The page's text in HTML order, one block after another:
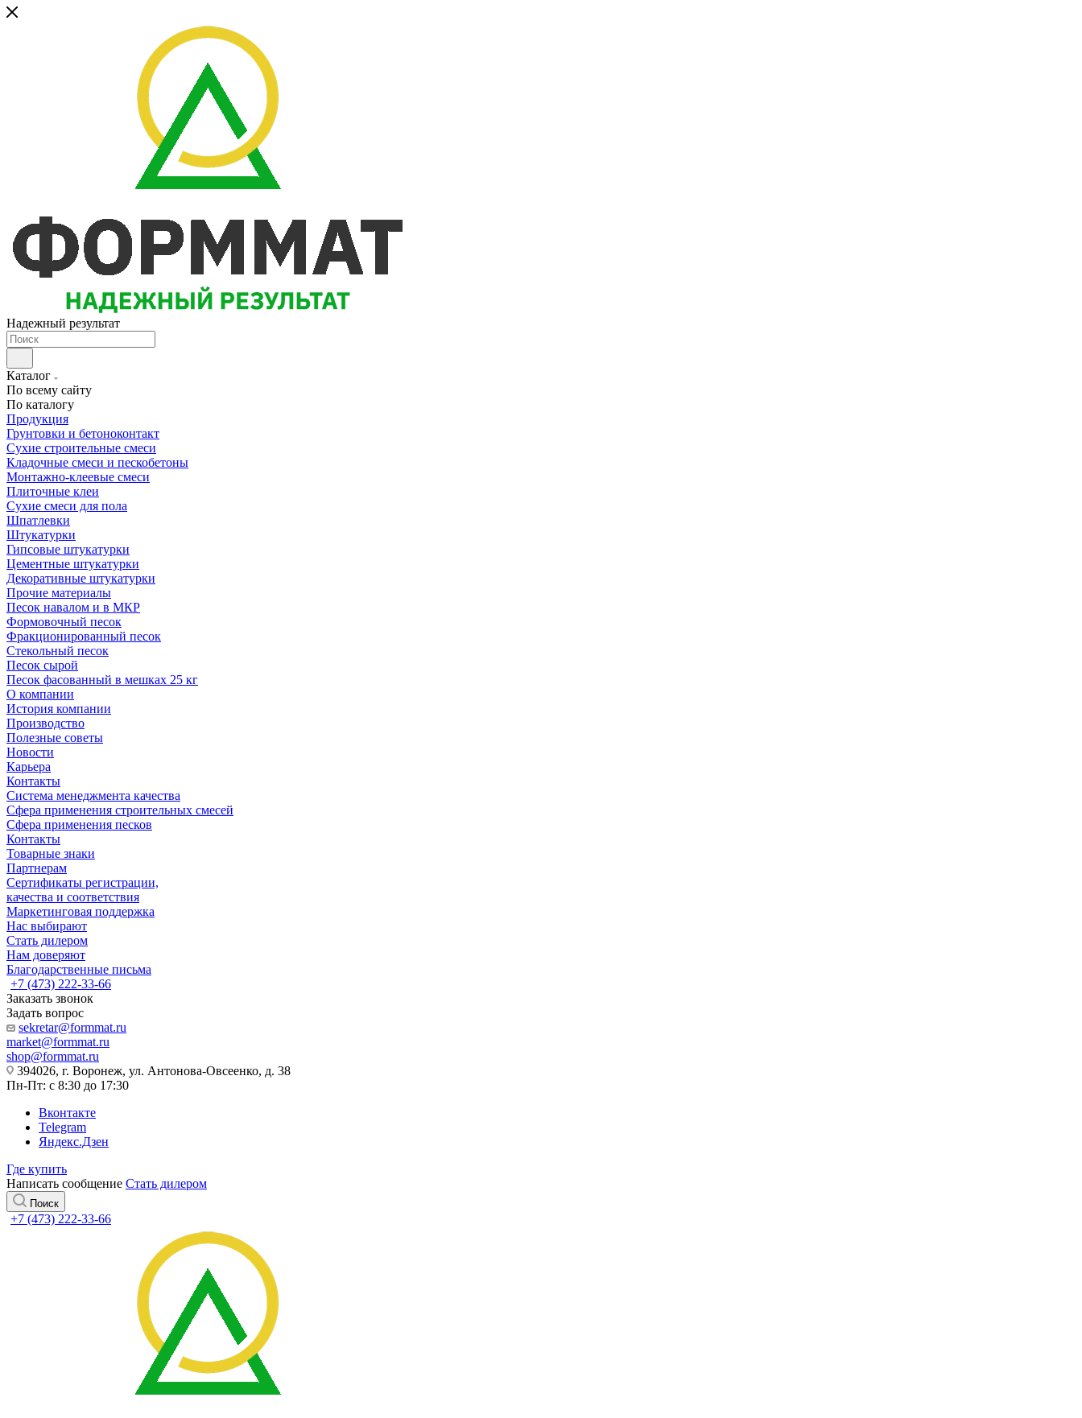
Надежный результат
Каталог
По всему сайту
По каталогу
Продукция
Грунтовки и бетоноконтакт
Сухие строительные смеси
Кладочные смеси и пескобетоны
Монтажно-клеевые смеси
Плиточные клеи
Сухие смеси для пола
Шпатлевки
Штукатурки
Гипсовые штукатурки
Цементные штукатурки
Декоративные штукатурки
Прочие материалы
Песок навалом и в МКР
Формовочный песок
Фракционированный песок
Стекольный песок
Песок сырой
Песок фасованный в мешках 25 кг
О компании
История компании
Производство
Полезные советы
Новости
Карьера
Контакты
Система менеджмента качества
Сфера применения строительных смесей
Сфера применения песков
Контакты
Товарные знаки
Партнерам
Сертификаты регистрации,
качества и соответствия
Маркетинговая поддержка
Нас выбирают
Стать дилером
Нам доверяют
Благодарственные письма
+7 (473) 222-33-66
Заказать звонок
Задать вопрос
sekretar@formmat.ru
market@formmat.ru
shop@formmat.ru
394026, г. Воронеж, ул. Антонова-Овсеенко, д. 38
Пн-Пт: с 8:30 до 17:30
Вконтакте
Telegram
Яндекс.Дзен
Где купить
Написать сообщение Стать дилером
Поиск
+7 (473) 222-33-66